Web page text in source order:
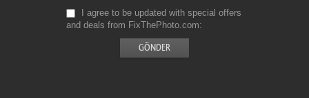
I agree to be updated with special offers
and deals from FixThePhoto.com